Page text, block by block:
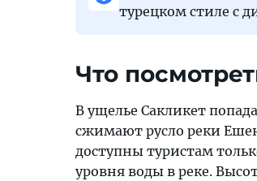
турецком стиле с
Что
В ущелье Сакликет
сжимают русло реки
доступны туристам
уровня воды в реке.